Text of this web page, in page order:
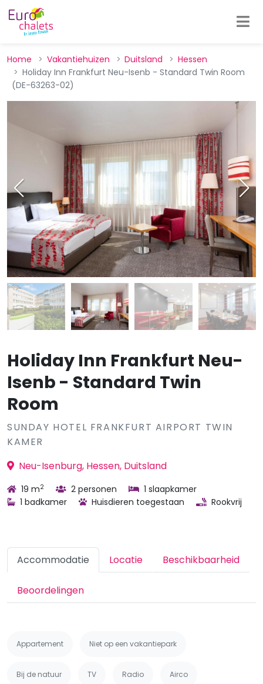
Home Vakantiehuizen Duitsland
Hessen
Holiday Inn Frankfurt Neu-Isenb - Standard Twin Room
(DE-63263-02)
Holiday Inn Frankfurt Neu-
Isenb - Standard Twin
Room
SUNDAY HOTEL FRANKFURT AIRPORT TWIN
KAMER
Neu-Isenburg, Hessen, Duitsland
19 m2 2 personen
1 slaapkamer
1 badkamer
Huisdieren toegestaan Rookvrij
Accommodatie Locatie Beschikbaarheid
Beoordelingen
Appartement Niet op een vakantiepark
Bij de natuur TV Radio Airco